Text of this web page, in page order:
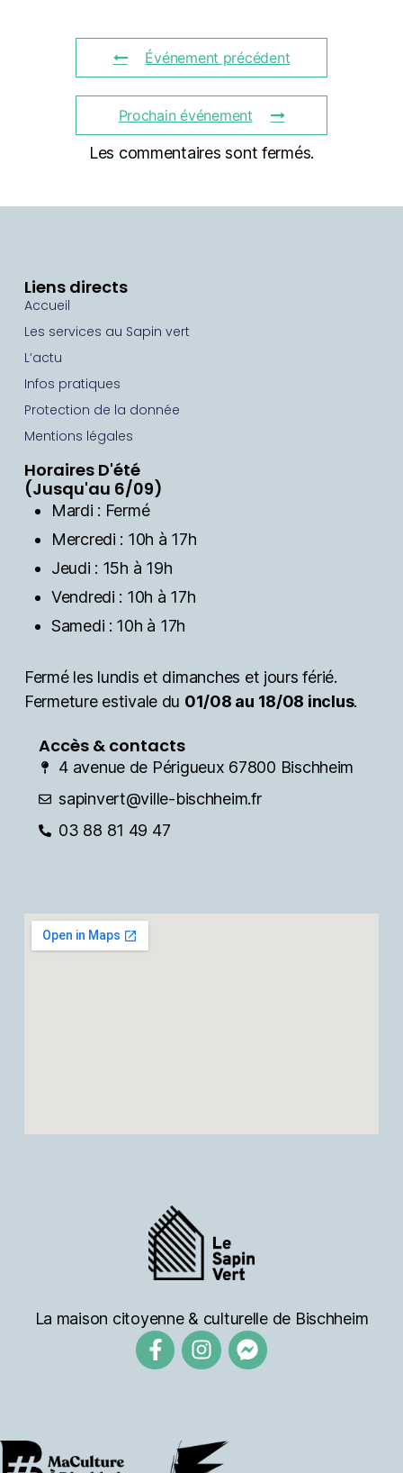
Événement précédent
Prochain événement
Les commentaires sont fermés.
La maison citoyenne & culturelle de Bischheim
Liens directs
Accueil
Les services au Sapin vert
L’actu
Infos pratiques
Protection de la donnée
Mentions légales
Horaires D'été
(Jusqu'au 6/09)
Mardi : Fermé
Mercredi : 10h à 17h
Jeudi : 15h à 19h
Vendredi : 10h à 17h
Samedi : 10h à 17h
Fermé les lundis et dimanches et jours férié.
Fermeture estivale du 01/08 au 18/08 inclus.
Accès & contacts
4 avenue de Périgueux 67800 Bischheim
sapinvert@ville-bischheim.fr
03 88 81 49 47